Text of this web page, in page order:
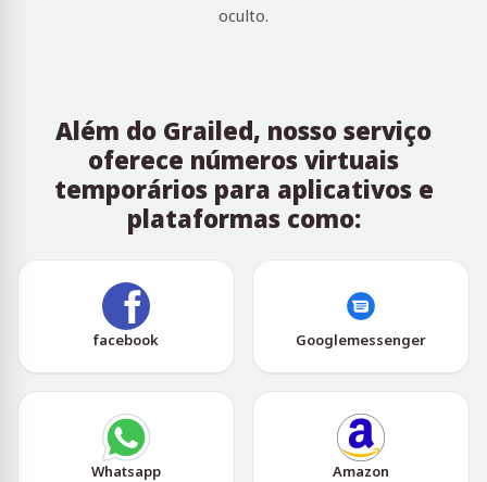
oculto.
Além do Grailed, nosso serviço
oferece números virtuais
temporários para aplicativos e
plataformas como:
facebook Googlemessenger
Whatsapp Amazon